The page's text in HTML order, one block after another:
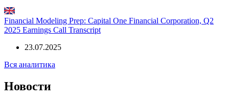
Financial Modeling Prep: Capital One Financial Corporation, Q2
2025 Earnings Call Transcript
23.07.2025
Вся аналитика
Новости